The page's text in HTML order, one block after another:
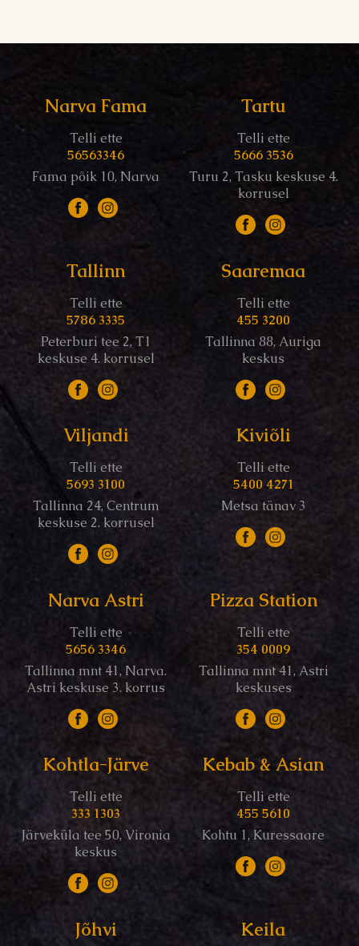
Narva Fama
Telli ette
56563346
Fama põik 10, Narva
Tartu
Telli ette
5666 3536
Turu 2, Tasku keskuse 4.
korrusel
Tallinn
Telli ette
5786 3335
Peterburi tee 2, T1
keskuse 4. korrusel
Saaremaa
Telli ette
455 3200
Tallinna 88, Auriga
keskus
Viljandi
Telli ette
5693 3100
Tallinna 24, Centrum
keskuse 2. korrusel
Kiviõli
Telli ette
5400 4271
Metsa tänav 3
Narva Astri
Telli ette
5656 3346
Tallinna mnt 41, Narva.
Astri keskuse 3. korrus
Pizza Station
Telli ette
354 0009
Tallinna mnt 41, Astri
keskuses
Kohtla-Järve
Telli ette
333 1303
Järveküla tee 50, Vironia
keskus
Kebab & Asian
Telli ette
455 5610
Kohtu 1, Kuressaare
Jõhvi Keila